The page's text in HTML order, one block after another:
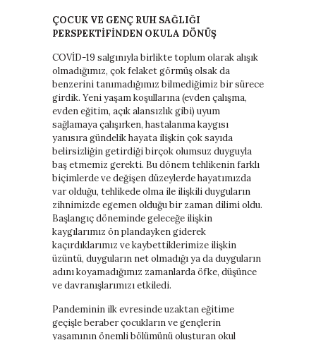
ÇOCUK VE GENÇ RUH SAĞLIĞI
PERSPEKTİFİNDEN OKULA DÖNÜŞ
COVİD-19 salgınıyla birlikte toplum olarak alışık
olmadığımız, çok felaket görmüş olsak da
benzerini tanımadığımız bilmediğimiz bir sürece
girdik. Yeni yaşam koşullarına (evden çalışma,
evden eğitim, açık alansızlık gibi) uyum
sağlamaya çalışırken, hastalanma kaygısı
yanısıra gündelik hayata ilişkin çok sayıda
belirsizliğin getirdiği birçok olumsuz duyguyla
baş etmemiz gerekti. Bu dönem tehlikenin farklı
biçimlerde ve değişen düzeylerde hayatımızda
var olduğu, tehlikede olma ile ilişkili duyguların
zihnimizde egemen olduğu bir zaman dilimi oldu.
Başlangıç döneminde geleceğe ilişkin
kaygılarımız ön plandayken giderek
kaçırdıklarımız ve kaybettiklerimize ilişkin
üzüntü, duyguların net olmadığı ya da duyguların
adını koyamadığımız zamanlarda öfke, düşünce
ve davranışlarımızı etkiledi.
Pandeminin ilk evresinde uzaktan eğitime
geçişle beraber çocukların ve gençlerin
yaşamının önemli bölümünü oluşturan okul